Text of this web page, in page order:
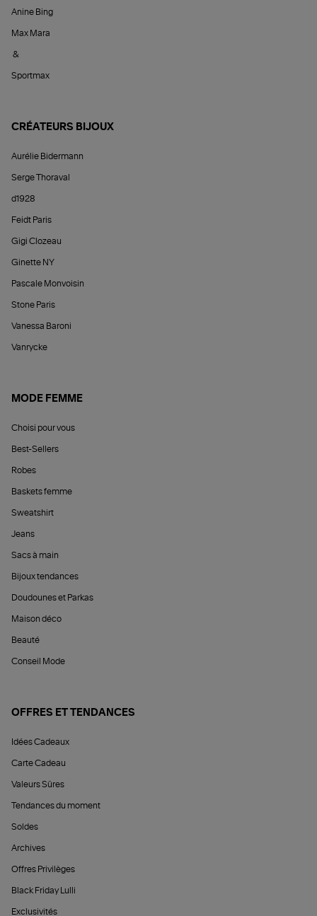
Anine Bing
Max Mara
&
Sportmax
CRÉATEURS BIJOUX
Aurélie Bidermann
Serge Thoraval
d1928
Feidt Paris
Gigi Clozeau
Ginette NY
Pascale Monvoisin
Stone Paris
Vanessa Baroni
Vanrycke
MODE FEMME
Choisi pour vous
Best-Sellers
Robes
Baskets femme
Sweatshirt
Jeans
Sacs à main
Bijoux tendances
Doudounes et Parkas
Maison déco
Beauté
Conseil Mode
OFFRES ET TENDANCES
Idées Cadeaux
Carte Cadeau
Valeurs Sûres
Tendances du moment
Soldes
Archives
Offres Privilèges
Black Friday Lulli
Exclusivités